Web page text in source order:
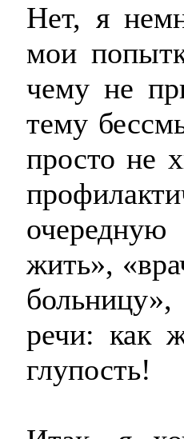
Нет, я
мои
чему не
тему
просто не
жить»,
речи: как
глупость!